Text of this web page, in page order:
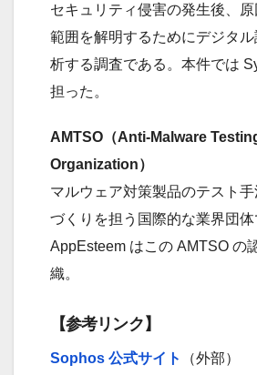
セキュリティ侵害の発生後、
範囲を解明するためにデジタ
析する調査である。本件では
担った。
AMTSO（Anti-Malware
Organization）
マルウェア対策製品のテスト
づくりを担う国際的な業界団体
AppEsteem はこの AMTSO の
織。
【参考リンク】
Sophos 公式サイト （外部）